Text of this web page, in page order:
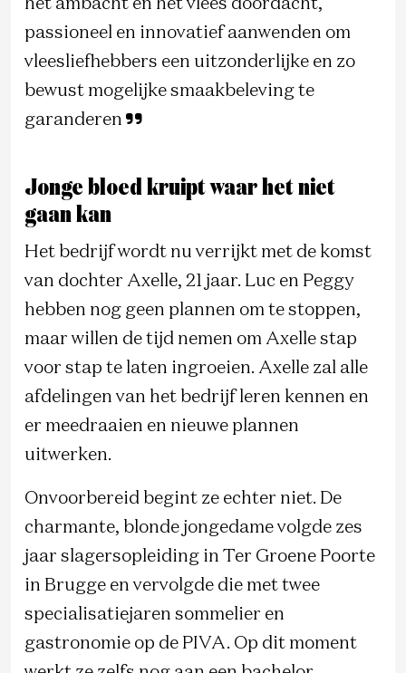
passioneel en innovatief aanwenden om
vleesliefhebbers een uitzonderlijke en zo
bewust mogelijke smaakbeleving te
garanderen
Jonge bloed kruipt waar het niet
gaan kan
Het bedrijf wordt nu verrijkt met de komst
van dochter Axelle, 21 jaar. Luc en Peggy
hebben nog geen plannen om te stoppen,
maar willen de tijd nemen om Axelle stap
voor stap te laten ingroeien. Axelle zal alle
afdelingen van het bedrijf leren kennen en
er meedraaien en nieuwe plannen
uitwerken.
Onvoorbereid begint ze echter niet. De
charmante, blonde jongedame volgde zes
jaar slagersopleiding in Ter Groene Poorte
in Brugge en vervolgde die met twee
specialisatiejaren sommelier en
gastronomie op de PIVA. Op dit moment